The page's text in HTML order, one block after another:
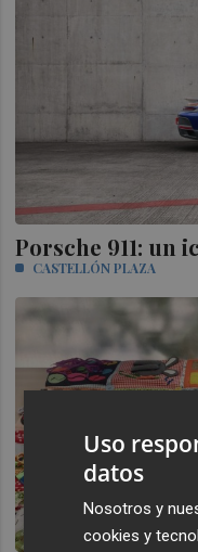
Porsche 911: un
CASTELLÓN PLAZA
Uso
datos
Nosotros y
cookies y